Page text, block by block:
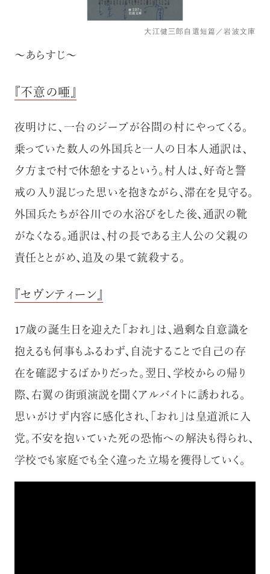
大江健三郎自選短篇／岩波文庫
～あらすじ～
『不意の唖』
夜明けに、一台のジープが谷間の村にやってくる。
乗っていた数人の外国兵と一人の日本人通訳は、
夕方まで村で休憩をするという。村人は、好奇と警
戒の入り混じった思いを抱きながら、滞在を見守る。
外国兵たちが谷川での水浴びをした後、通訳の靴
がなくなる。通訳は、村の長である主人公の父親の
責任ととがめ、追及の果て銃殺する。
『セヴンティーン』
17歳の誕生日を迎えた「おれ」は、過剰な自意識を
抱えるも何事もふるわず、自涜することで自己の存
在を確認するばかりだった。翌日、学校からの帰り
際、右翼の街頭演説を聞くアルバイトに誘われる。
思いがけず内容に感化され、「おれ」は皇道派に入
党。不安を抱いていた死の恐怖への解決も得られ、
学校でも家庭でも全く違った立場を獲得していく。